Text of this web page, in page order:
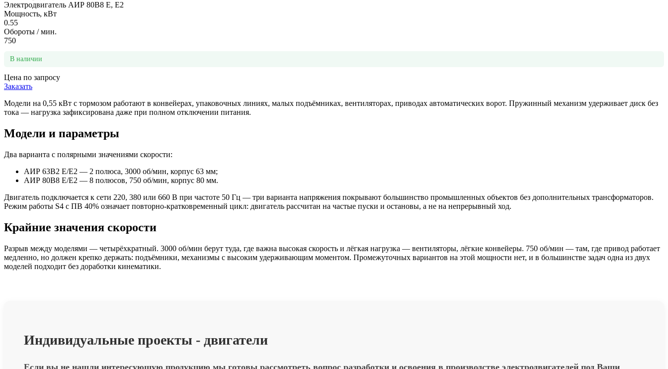
Электродвигатель АИР 80В8 Е, Е2
Мощность, кВт
0.55
Обороты / мин.
750
В наличии
Цена по запросу
Заказать
Модели на 0,55 кВт с тормозом работают в конвейерах, упаковочных линиях, малых подъёмниках, вентиляторах, приводах автоматических ворот. Пружинный механизм удерживает диск без
тока — нагрузка зафиксирована даже при полном отключении питания.
Модели и параметры
Два варианта с полярными значениями скорости:
АИР 63В2 Е/Е2 — 2 полюса, 3000 об/мин, корпус 63 мм;
АИР 80В8 Е/Е2 — 8 полюсов, 750 об/мин, корпус 80 мм.
Двигатель подключается к сети 220, 380 или 660 В при частоте 50 Гц — три варианта напряжения покрывают большинство промышленных объектов без дополнительных трансформаторов.
Режим работы S4 с ПВ 40% означает повторно-кратковременный цикл: двигатель рассчитан на частые пуски и остановы, а не на непрерывный ход.
Крайние значения скорости
Разрыв между моделями — четырёхкратный. 3000 об/мин берут туда, где важна высокая скорость и лёгкая нагрузка — вентиляторы, лёгкие конвейеры. 750 об/мин — там, где привод работает
медленно, но должен крепко держать: подъёмники, механизмы с высоким удерживающим моментом. Промежуточных вариантов на этой мощности нет, и в большинстве задач одна из двух
моделей подходит без доработки кинематики.
Индивидуальные проекты - двигатели